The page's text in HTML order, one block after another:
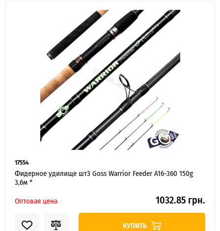
17554
Фидерное удилище шт3 Goss Warrior Feeder A16-360 150g
3,6м *
Оптовая цена
1032.85 грн.
КУПИТЬ